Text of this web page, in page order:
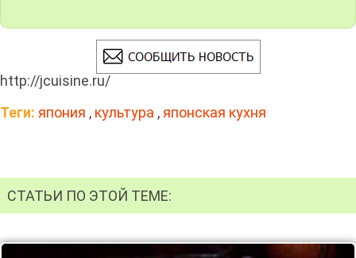
http://jcuisine.ru/
Теги: япония , культура , японская кухня
СТАТЬИ ПО ЭТОЙ ТЕМЕ: